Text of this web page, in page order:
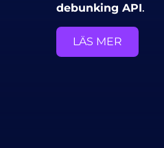
debunking API.
LÄS MER